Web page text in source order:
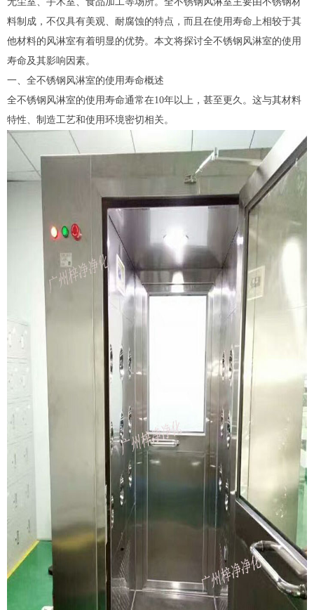
料制成，不仅具有美观、耐腐蚀的特点，而且在使用寿命上相较于其
他材料的风淋室有着明显的优势。本文将探讨全不锈钢风淋室的使用
寿命及其影响因素。
一、全不锈钢风淋室的使用寿命概述
全不锈钢风淋室的使用寿命通常在10年以上，甚至更久。这与其材料
特性、制造工艺和使用环境密切相关。